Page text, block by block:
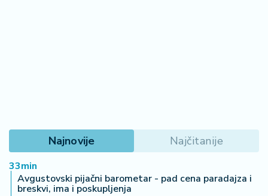
Najnovije Najčitanije
33min
Avgustovski pijačni barometar - pad cena paradajza i
breskvi, ima i poskupljenja